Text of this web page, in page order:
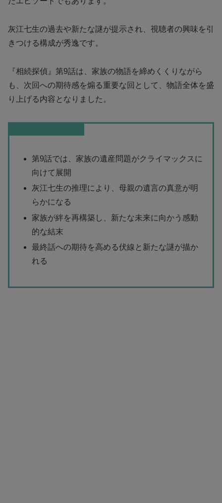
灰江七生の過去や新たな謎が提示され、視聴者の興味を引
きつける構成が秀逸です。
『相続探偵』第9話は、家族の物語を締めくくりながら
も、次回への期待感を煽る重要な回として、物語全体を盛
り上げる内容となりました。
第9話では、家族の遺産問題がクライマックスに
向けて展開
灰江七生の推理により、母親の遺言の真意が明
らかになる
家族が絆を再構築し、新たな未来に向かう感動
的な結末
最終話への期待を高める伏線と新たな謎が描か
れる